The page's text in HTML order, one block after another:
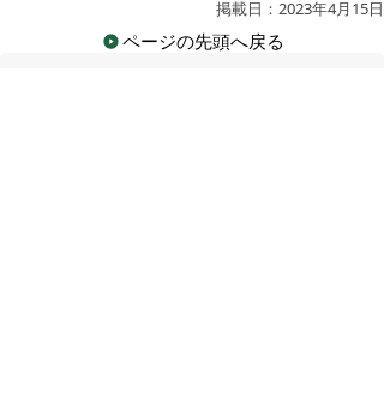
掲載日：2023年4月15日
ページの先頭へ戻る